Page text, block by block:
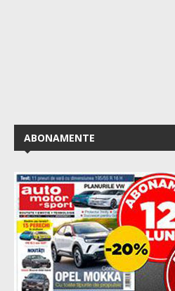
ABONAMENTE